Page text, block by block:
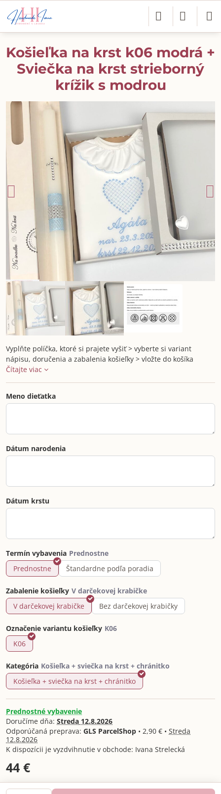
Košieľka na krst k06 modrá +
Sviečka na krst strieborný
krížik s modrou
Vyplňte políčka, ktoré si prajete vyšiť > vyberte si variant
nápisu, doručenia a zabalenia košieľky > vložte do košíka
Čítajte viac
Meno dieťatka
Dátum narodenia
Dátum krstu
Termín vybavenia
Prednostne
Štandardne podľa poradia
Zabalenie košieľky
V darčekovej krabičke
Bez darčekovej krabičky
Označenie variantu košieľky
K06
Kategória
Košieľka + sviečka na krst + chránitko
Prednostné vybavenie
Doručíme dňa: Streda 12.8.2026
GLS ParcelShop • 2,90 € • Streda
12.8.2026
Ivana Strelecká
44 €